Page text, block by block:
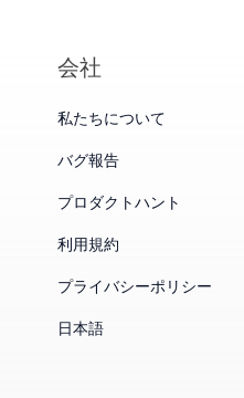
会社
私たちについて
バグ報告
プロダクトハント
利用規約
プライバシーポリシー
日本語